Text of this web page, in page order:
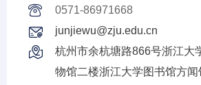
0571-86971668
junjiewu@zju.edu.cn
杭州市余杭塘路866号浙江大
物馆二楼浙江大学图书馆方闻